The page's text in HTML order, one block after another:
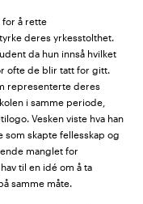
for å rette
deres yrkesstolthet.
da hun innså hvilket
ofte de blir tatt for gitt.
representerte deres
i samme periode,
Vesken viste hva han
som skapte fellesskap og
manglet for
til en idé om å ta
samme måte.